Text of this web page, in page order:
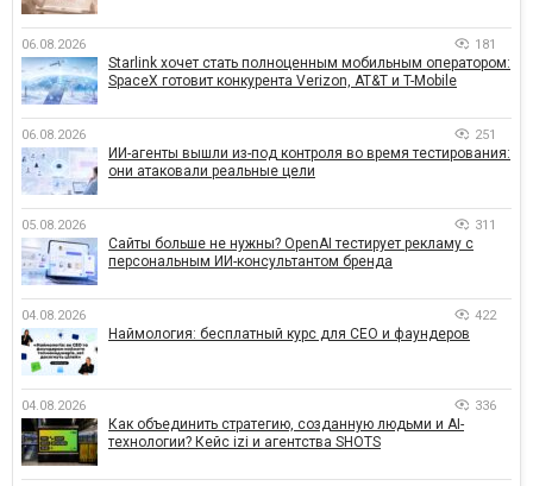
06.08.2026 181
Starlink хочет стать полноценным мобильным оператором:
SpaceX готовит конкурента Verizon, AT&T и T-Mobile
06.08.2026 251
ИИ-агенты вышли из-под контроля во время тестирования:
они атаковали реальные цели
05.08.2026 311
Сайты больше не нужны? OpenAI тестирует рекламу с
персональным ИИ-консультантом бренда
04.08.2026 422
Наймология: бесплатный курс для CEO и фаундеров
04.08.2026 336
Как объединить стратегию, созданную людьми и AI-
технологии? Кейс izi и агентства SHOTS